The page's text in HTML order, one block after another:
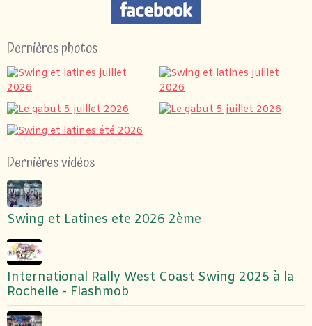
Dernières photos
Dernières vidéos
Swing et Latines ete 2026 2ème
International Rally West Coast Swing 2025 à la
Rochelle - Flashmob